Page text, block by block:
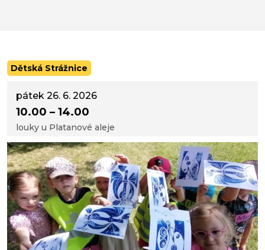
Dětská Strážnice
pátek 26. 6. 2026
10.00 – 14.00
louky u Platanové aleje